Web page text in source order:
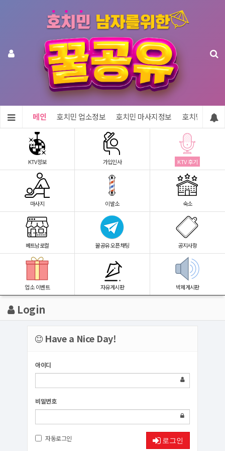
메인 호치민 업소정보 호치민 마사지정보 호치민 숙소
KTV정보 가입인사 KTV 후기
마사지 이발소 숙소
베트남로컬 꿀공유 오픈채팅 공지사항
업소 이벤트 자유게시판 박제게시판
Login
Have a Nice Day!
아이디
비밀번호
자동로그인 로그인